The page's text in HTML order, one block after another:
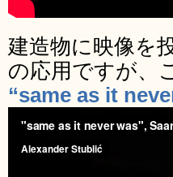
建造物に映像を
の応用ですが、
“same as it